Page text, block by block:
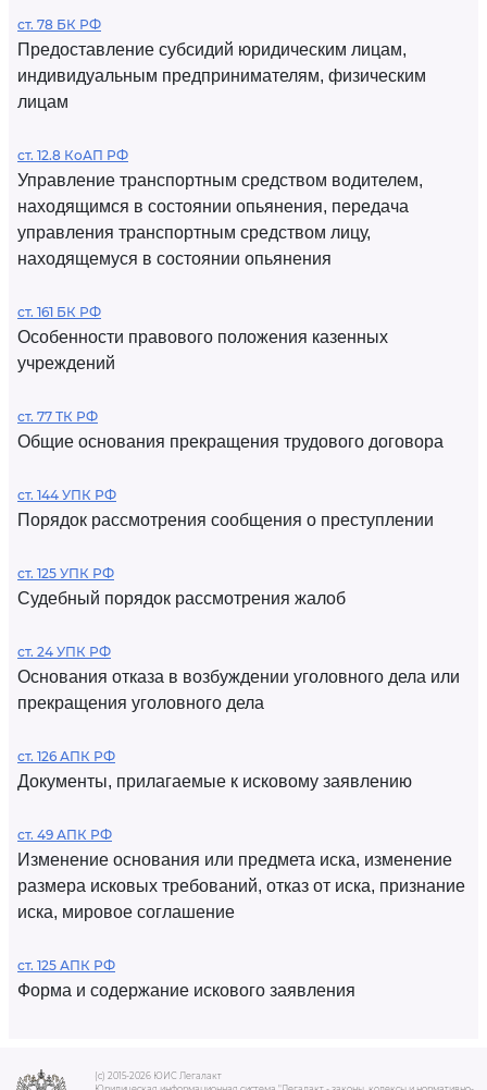
ст. 78 БК РФ
Предоставление субсидий юридическим лицам,
индивидуальным предпринимателям, физическим
лицам
ст. 12.8 КоАП РФ
Управление транспортным средством водителем,
находящимся в состоянии опьянения, передача
управления транспортным средством лицу,
находящемуся в состоянии опьянения
ст. 161 БК РФ
Особенности правового положения казенных
учреждений
ст. 77 ТК РФ
Общие основания прекращения трудового договора
ст. 144 УПК РФ
Порядок рассмотрения сообщения о преступлении
ст. 125 УПК РФ
Судебный порядок рассмотрения жалоб
ст. 24 УПК РФ
Основания отказа в возбуждении уголовного дела или
прекращения уголовного дела
ст. 126 АПК РФ
Документы, прилагаемые к исковому заявлению
ст. 49 АПК РФ
Изменение основания или предмета иска, изменение
размера исковых требований, отказ от иска, признание
иска, мировое соглашение
ст. 125 АПК РФ
Форма и содержание искового заявления
(c) 2015-2026 ЮИС Легалакт